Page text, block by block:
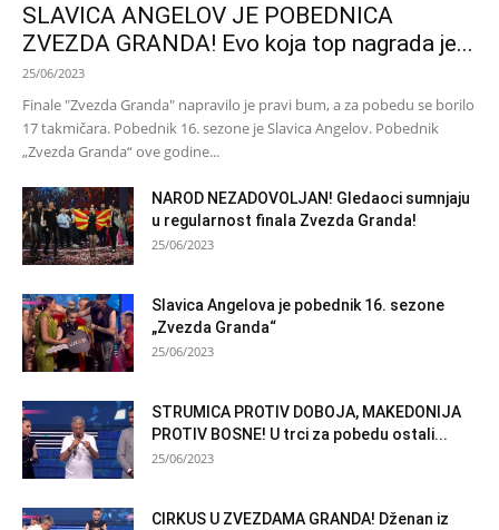
SLAVICA ANGELOV JE POBEDNICA
ZVEZDA GRANDA! Evo koja top nagrada je...
25/06/2023
Finale "Zvezda Granda" napravilo je pravi bum, a za pobedu se borilo
17 takmičara. Pobednik 16. sezone je Slavica Angelov. Pobednik
„Zvezda Granda“ ove godine...
NAROD NEZADOVOLJAN! Gledaoci sumnjaju
u regularnost finala Zvezda Granda!
25/06/2023
Slavica Angelova je pobednik 16. sezone
„Zvezda Granda“
25/06/2023
STRUMICA PROTIV DOBOJA, MAKEDONIJA
PROTIV BOSNE! U trci za pobedu ostali...
25/06/2023
CIRKUS U ZVEZDAMA GRANDA! Dženan iz